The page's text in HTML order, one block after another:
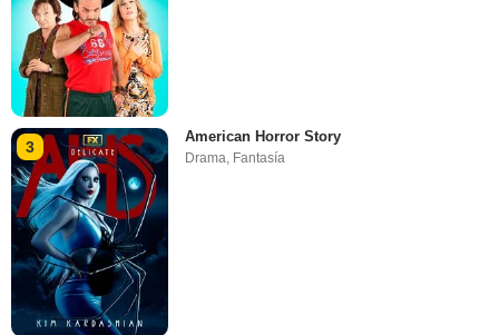
3
American Horror Story
Drama Fantasía